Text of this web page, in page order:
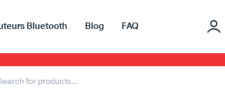
Bluetooth Blog FAQ